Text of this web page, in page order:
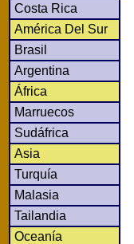
Costa Rica
América Del Sur
Brasil
Argentina
África
Marruecos
Sudáfrica
Asia
Turquía
Malasia
Tailandia
Oceanía